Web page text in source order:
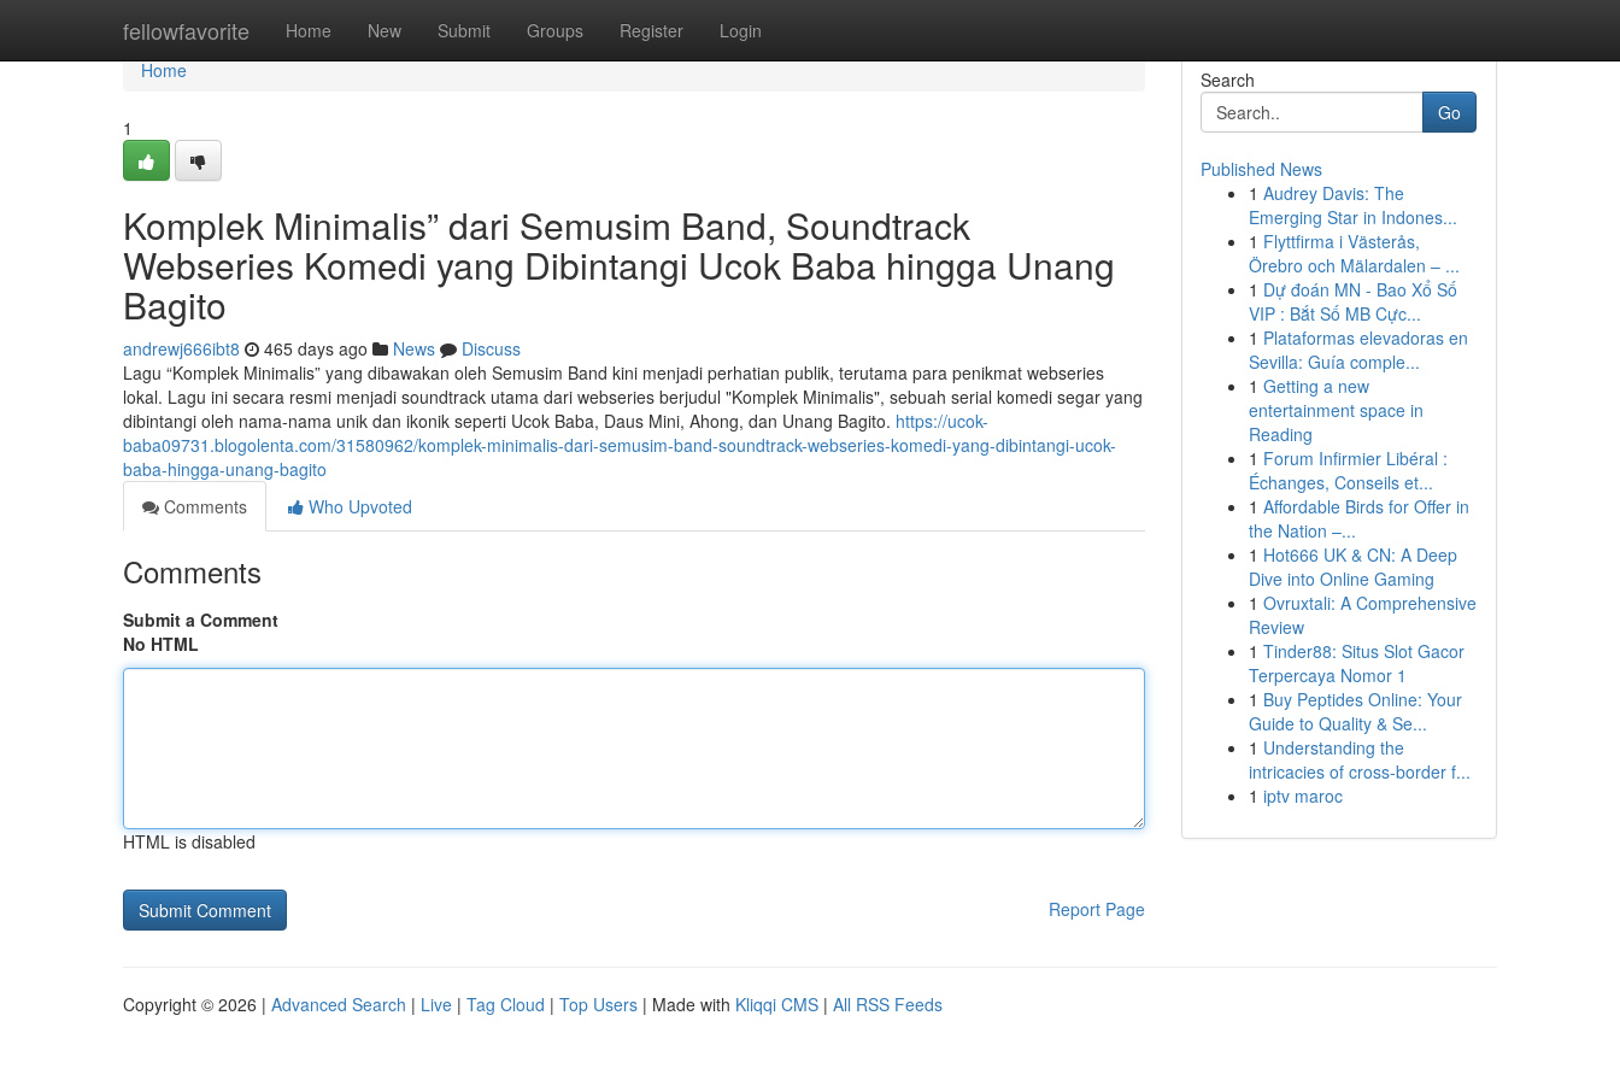
fellowfavorite Home New Submit Groups Register Login
Home
Home
1
Komplek Minimalis” dari Semusim Band, Soundtrack
Webseries Komedi yang Dibintangi Ucok Baba hingga Unang
Bagito
andrewj666ibt8 465 days ago News
Discuss
Lagu “Komplek Minimalis” yang dibawakan oleh Semusim Band kini menjadi perhatian publik, terutama para penikmat webseries
lokal. Lagu ini secara resmi menjadi soundtrack utama dari webseries berjudul "Komplek Minimalis", sebuah serial komedi segar yang
dibintangi oleh nama-nama unik dan ikonik seperti Ucok Baba, Daus Mini, Ahong, dan Unang Bagito. https://ucok-
baba09731.blogolenta.com/31580962/komplek-minimalis-dari-semusim-band-soundtrack-webseries-komedi-yang-dibintangi-ucok-
baba-hingga-unang-bagito
Comments
Who Upvoted
Comments
Submit a Comment
No HTML
HTML is disabled
Report Page
Search
Go
Published News
1 Audrey Davis: The
Emerging Star in Indones...
1 Flyttfirma i Västerås,
Örebro och Mälardalen – ...
1 Dự đoán MN - Bao Xổ Số
VIP : Bắt Số MB Cực...
1 Plataformas elevadoras en
Sevilla: Guía comple...
1 Getting a new
entertainment space in
Reading
1 Forum Infirmier Libéral :
Échanges, Conseils et...
1 Affordable Birds for Offer in
the Nation –...
1 Hot666 UK & CN: A Deep
Dive into Online Gaming
1 Ovruxtali: A Comprehensive
Review
1 Tinder88: Situs Slot Gacor
Terpercaya Nomor 1
1 Buy Peptides Online: Your
Guide to Quality & Se...
1 Understanding the
intricacies of cross-border f...
1 iptv maroc
Copyright © 2026 | Advanced Search | Live | Tag Cloud | Top Users | Made with Kliqqi CMS | All RSS Feeds